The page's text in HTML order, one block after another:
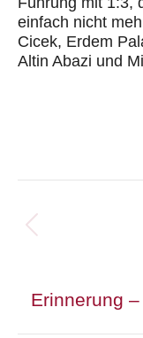
einfach nicht
Cicek, Erdem
Altin Abazi und
Erinnerung